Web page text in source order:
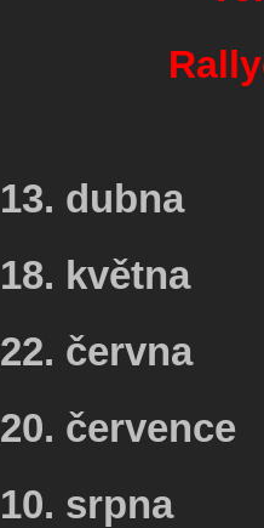
13. dubna
18. května
22. června
20. července
10. srpna